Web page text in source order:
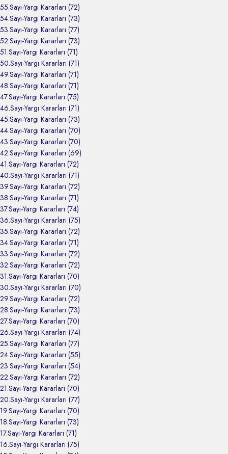
55.Sayı-Yargı Kararları (72)
54.Sayı-Yargı Kararları (73)
53.Sayı-Yargı Kararları (77)
52.Sayı-Yargı Kararları (73)
51.Sayı-Yargı Kararları (71)
50.Sayı-Yargı Kararları (71)
49.Sayı-Yargı Kararları (71)
48.Sayı-Yargı Kararları (71)
47.Sayı-Yargı Kararları (75)
46.Sayı-Yargı Kararları (71)
45.Sayı-Yargı Kararları (73)
44.Sayı-Yargı Kararları (70)
43.Sayı-Yargı Kararları (70)
42.Sayı-Yargı Kararları (69)
41.Sayı-Yargı Kararları (72)
40.Sayı-Yargı Kararları (71)
39.Sayı-Yargı Kararları (72)
38.Sayı-Yargı Kararları (71)
37.Sayı-Yargı Kararları (74)
36.Sayı-Yargı Kararları (75)
35.Sayı-Yargı Kararları (72)
34.Sayı-Yargı Kararları (71)
33.Sayı-Yargı Kararları (72)
32.Sayı-Yargı Kararları (72)
31.Sayı-Yargı Kararları (70)
30.Sayı-Yargı Kararları (70)
29.Sayı-Yargı Kararları (72)
28.Sayı-Yargı Kararları (73)
27.Sayı-Yargı Kararları (70)
26.Sayı-Yargı Kararları (74)
25.Sayı-Yargı Kararları (77)
24.Sayı-Yargı Kararları (55)
23.Sayı-Yargı Kararları (54)
22.Sayı-Yargı Kararları (72)
21.Sayı-Yargı Kararları (70)
20.Sayı-Yargı Kararları (77)
19.Sayı-Yargı Kararları (70)
18.Sayı-Yargı Kararları (73)
17.Sayı-Yargı Kararları (71)
16.Sayı-Yargı Kararları (75)